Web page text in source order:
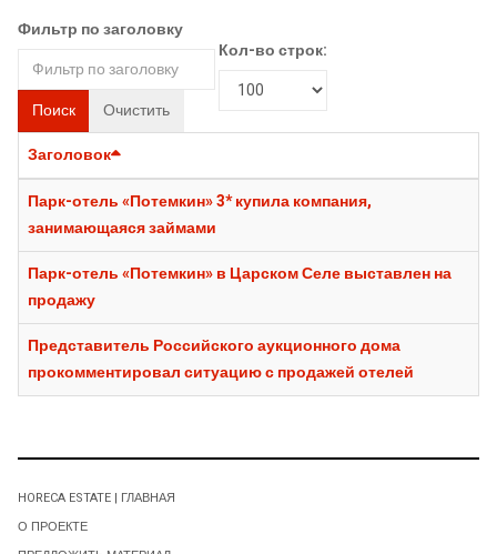
Фильтр по заголовку
Поиск Очистить
Кол-во строк:
Заголовок
Парк-отель «Потемкин» 3* купила компания,
занимающаяся займами
Парк-отель «Потемкин» в Царском Селе выставлен на
продажу
Представитель Российского аукционного дома
прокомментировал ситуацию с продажей отелей
HORECA ESTATE | ГЛАВНАЯ
О ПРОЕКТЕ